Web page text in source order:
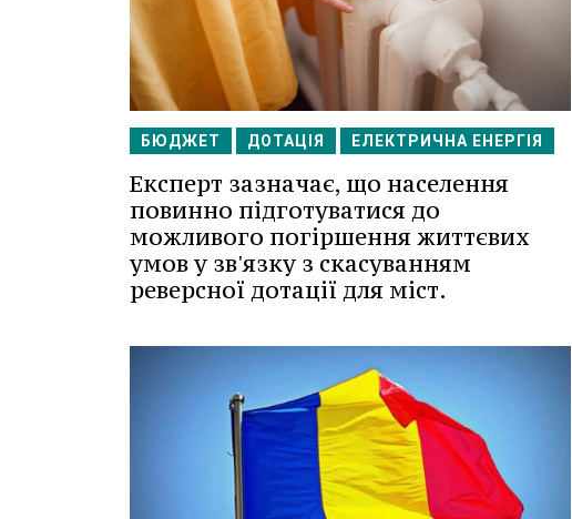
БЮДЖЕТ ДОТАЦІЯ ЕЛЕКТРИЧНА ЕНЕРГІЯ
Експерт зазначає, що населення
повинно підготуватися до
можливого погіршення життєвих
умов у зв'язку з скасуванням
реверсної дотації для міст.